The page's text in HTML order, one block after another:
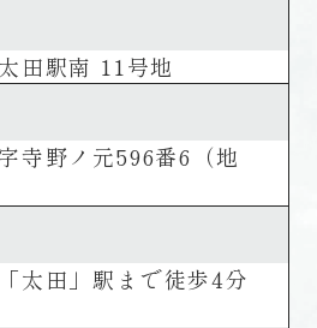
田駅南 11号地
寺野ノ元596番6（地
太田」駅まで徒歩4分